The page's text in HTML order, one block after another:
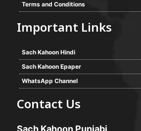
Terms and Conditions
Important Links
Sach Kahoon Hindi
Sach Kahoon Epaper
WhatsApp Channel
Contact Us
Sach Kahoon Punjabi